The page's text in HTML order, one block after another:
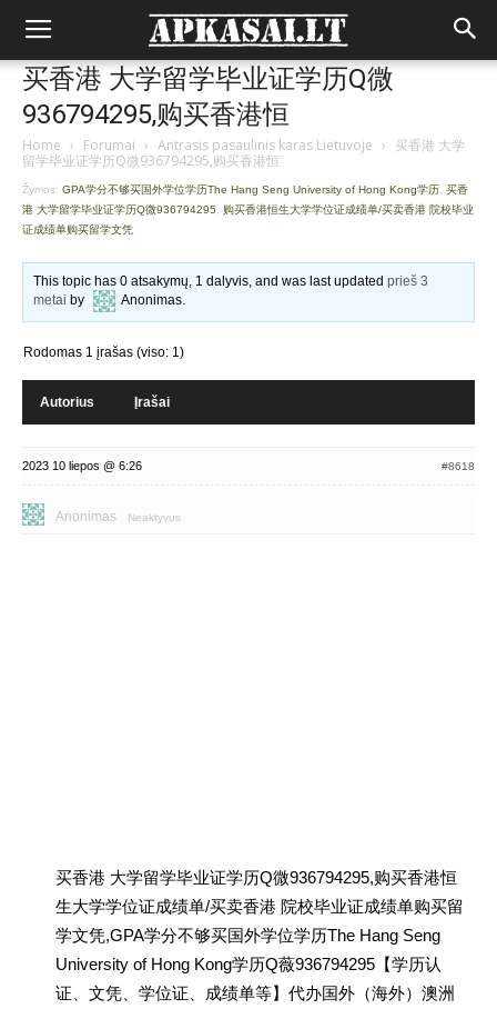
买香港 大学留学毕业证学历Q微
936794295,购买香港恒
Home › Forumai › Antrasis pasaulinis karas Lietuvoje › 买香港 大学
留学毕业证学历Q微936794295,购买香港恒
Žymos: GPA学分不够买国外学位学历The Hang Seng University of Hong Kong学历 买香
港 大学留学毕业证学历Q微936794295
购买香港恒生大学学位证成绩单/买卖香港 院校毕业
证成绩单购买留学文凭
This topic has 0 atsakymų, 1 dalyvis, and was last updatedprieš 3
metai by Anonimas.
Rodomas 1 įrašas (viso: 1)
Autorius Įrašai
2023 10 liepos @ 6:26 #8618
Anonimas Neaktyvus
买香港 大学留学毕业证学历Q微936794295,购买香港恒
生大学学位证成绩单/买卖香港 院校毕业证成绩单购买留
学文凭,GPA学分不够买国外学位学历The Hang Seng
University of Hong Kong学历Q薇936794295【学历认
证、文凭、学位证、成绩单等】代办国外（海外）澳洲